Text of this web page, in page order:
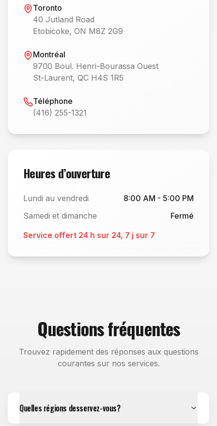
Toronto
40 Jutland Road
Etobicoke, ON M8Z 2G9
Montréal
9700 Boul. Henri-Bourassa Ouest
St-Laurent, QC H4S 1R5
Téléphone
(416) 255-1321
Heures d’ouverture
Lundi au vendredi
8:00 AM - 5:00 PM
Samedi et dimanche
Fermé
Service offert 24 h sur 24, 7 j sur 7
Questions fréquentes
Trouvez rapidement des réponses aux questions
courantes sur nos services.
Quelles régions desservez-vous?